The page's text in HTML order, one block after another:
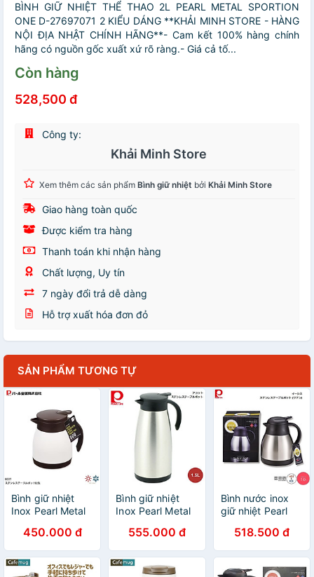
BÌNH GIỮ NHIỆT THỂ THAO 2L PEARL METAL SPORTION
ONE D-27697071 2 KIỂU DÁNG **KHẢI MINH STORE - HÀNG
NỘI ĐỊA NHẬT CHÍNH HÃNG**- Cam kết 100% hàng chính
hãng có nguồn gốc xuất xứ rõ ràng.- Giá cả tố...
Còn hàng
528,500 đ
Công ty:
Khải Minh Store
Xem thêm các sản phẩm Bình giữ nhiệt bởi Khải Minh Store
Giao hàng toàn quốc
Được kiểm tra hàng
Thanh toán khi nhận hàng
Chất lượng, Uy tín
7 ngày đổi trả dễ dàng
Hỗ trợ xuất hóa đơn đỏ
SẢN PHẨM TƯƠNG TỰ
Bình giữ nhiệt
Inox Pearl Metal
Nội địa Nhật Bản
450.000 đ
Bình giữ nhiệt
Inox Pearl Metal
kết cấu 3 lớp kép
- Hàng nhập
khẩu NHẬT BẢN
555.000 đ
Bình nước inox
giữ nhiệt Pearl
- Hàng nội địa
Nhật Bản
518.500 đ